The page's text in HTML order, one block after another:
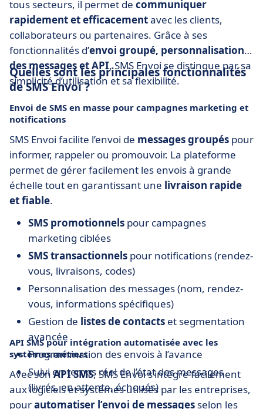
tous secteurs, il permet de communiquer
rapidement et efficacementavec les clients,
collaborateurs ou partenaires. Grâce à ses
fonctionnalités d’envoi groupé, personnalisation
des messages et API, SMS Envoi se distingue par sa
simplicité d’utilisation et sa flexibilité.
Quelles sont les principales fonctionnalités
de SMS Envoi ?
Envoi de SMS en masse pour campagnes marketing et
notifications
SMS Envoi facilite l’envoi de messages groupés pour
informer, rappeler ou promouvoir. La plateforme
permet de gérer facilement les envois à grande
échelle tout en garantissant une livraison rapide
et fiable.
SMS promotionnels pour campagnes
marketing ciblées
SMS transactionnels pour notifications (rendez-
vous, livraisons, codes)
Personnalisation des messages (nom, rendez-
vous, informations spécifiques)
Gestion de listes de contacts et segmentation
avancée
Programmation des envois à l’avance
Suivi en temps réel de l’état des messages
(livrés, en attente, échoués)
API SMS pour intégration automatisée avec les
systèmes métiers
Avec sonAPI SMS, SMS Envoi s’intègre facilement
aux logiciels et systèmes utilisés par les entreprises,
pourautomatiser l’envoi de messages selon les